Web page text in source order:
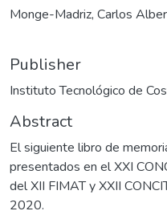
Monge-Madriz, Carlos
Publisher
Instituto Tecnológico de
Abstract
El siguiente libro de
presentados en el XXI
del XII FIMAT y XXII
2020.